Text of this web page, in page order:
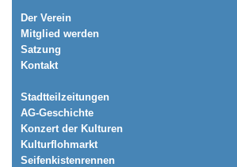
Der Verein
Mitglied werden
Satzung
Kontakt
Stadtteilzeitungen
AG-Geschichte
Konzert der Kulturen
Kulturflohmarkt
Seifenkistenrennen